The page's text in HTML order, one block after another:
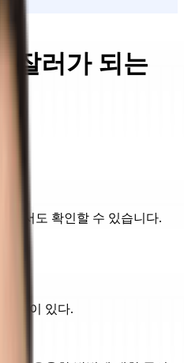
잘러가 되는
에서도 확인할 수 있습니다.
것이 있다.